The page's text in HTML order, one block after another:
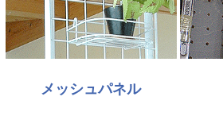
メッシュパネル